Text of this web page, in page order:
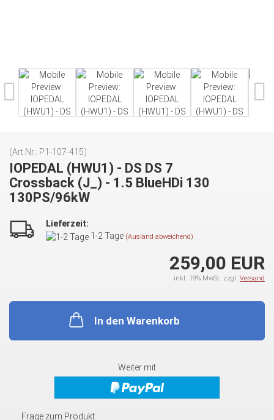
(Art.Nr.: P1-107-415)
IOPEDAL (HWU1) - DS DS 7
Crossback (J_) - 1.5 BlueHDi 130
130PS/96kW
Lieferzeit:
1-2 Tage (Ausland abweichend)
259,00 EUR
inkl. 19% MwSt. zzgl. Versand
In den Warenkorb
Weiter mit
Frage zum Produkt